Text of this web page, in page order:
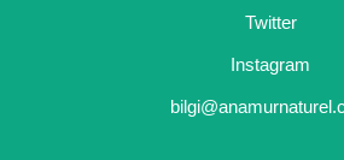
Twitter
Instagram